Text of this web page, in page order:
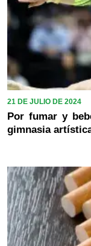
21 DE JULIO DE 2024
Por fumar y
gimnasia